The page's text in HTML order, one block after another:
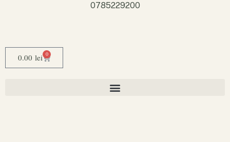
0785229200
0.00 lei 0